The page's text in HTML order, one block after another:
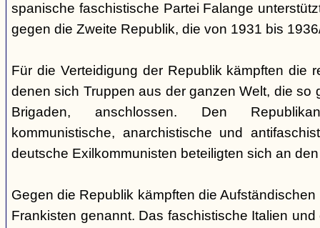
spanische faschistische Partei Falange
gegen die Zweite Republik, die von 1931 bis
Für die Verteidigung der Republik kämpften die
denen sich Truppen aus der ganzen Welt, die so
Brigaden, anschlossen. Den
kommunistische, anarchistische und
deutsche Exilkommunisten beteiligten sich an
Gegen die Republik kämpften die
Frankisten genannt. Das faschistische Italien